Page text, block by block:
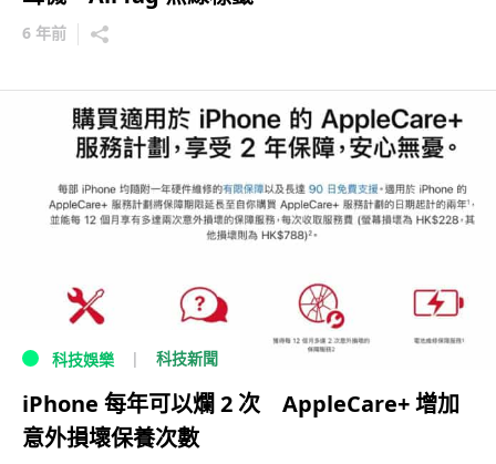
6 年前
科技娛樂 科技新聞
iPhone 每年可以爛 2 次 AppleCare+ 增加
意外損壞保養次數